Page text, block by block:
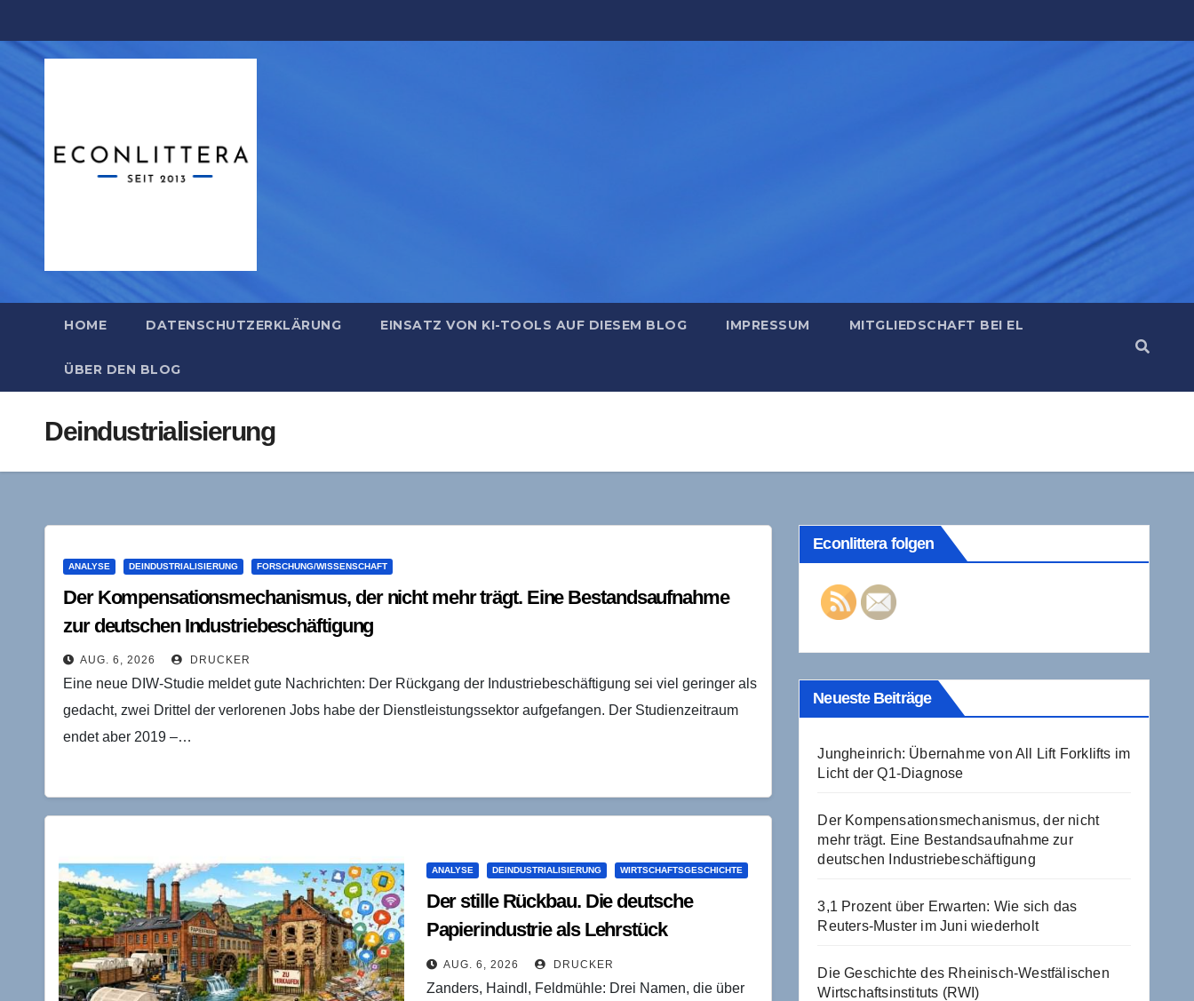
Inhalt
springen
HOME DATENSCHUTZERKLÄRUNG EINSATZ VON KI-TOOLS AUF DIESEM BLOG IMPRESSUM MITGLIEDSCHAFT BEI EL
ÜBER DEN BLOG
Deindustrialisierung
ANALYSE DEINDUSTRIALISIERUNG FORSCHUNG/WISSENSCHAFT
Der Kompensationsmechanismus, der nicht mehr trägt. Eine Bestandsaufnahme
zur deutschen Industriebeschäftigung
AUG. 6, 2026 DRUCKER
Eine neue DIW-Studie meldet gute Nachrichten: Der Rückgang der Industriebeschäftigung sei viel geringer als
gedacht, zwei Drittel der verlorenen Jobs habe der Dienstleistungssektor aufgefangen. Der Studienzeitraum
endet aber 2019 –…
ANALYSE DEINDUSTRIALISIERUNG WIRTSCHAFTSGESCHICHTE
Der stille Rückbau. Die deutsche
Papierindustrie als Lehrstück
industrieökonomischer Konsolidierung
AUG. 6, 2026 DRUCKER
Zanders, Haindl, Feldmühle: Drei Namen, die über
Econlittera folgen
Neueste Beiträge
Jungheinrich: Übernahme von All Lift Forklifts im
Licht der Q1-Diagnose
Der Kompensationsmechanismus, der nicht
mehr trägt. Eine Bestandsaufnahme zur
deutschen Industriebeschäftigung
3,1 Prozent über Erwarten: Wie sich das
Reuters-Muster im Juni wiederholt
Die Geschichte des Rheinisch-Westfälischen
Wirtschaftsinstituts (RWI)